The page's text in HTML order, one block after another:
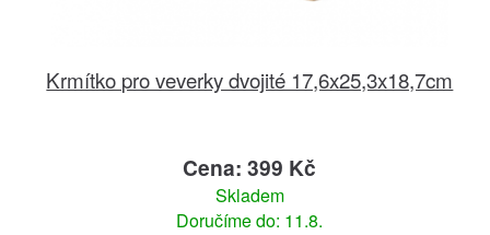
Krmítko pro veverky dvojité 17,6x25,3x18,7cm
Cena: 399 Kč
Skladem
Doručíme do: 11.8.